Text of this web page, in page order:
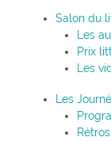
Salon du
Les
Prix
Les
Les